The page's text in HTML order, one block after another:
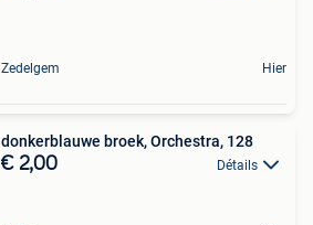
Zedelgem Hier
donkerblauwe broek, Orchestra, 128
€ 2,00 Détails